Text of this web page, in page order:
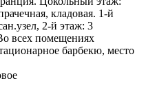
кладовая. 1-й
2-й этаж: 3
всех помещениях
барбекю, место